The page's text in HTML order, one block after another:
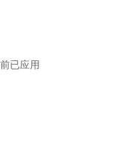
已应用
水等，